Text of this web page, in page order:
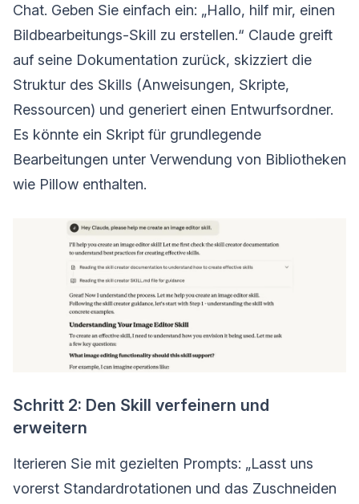
Chat. Geben Sie einfach ein: „Hallo, hilf mir, einen
Bildbearbeitungs-Skill zu erstellen.“ Claude greift
auf seine Dokumentation zurück, skizziert die
Struktur des Skills (Anweisungen, Skripte,
Ressourcen) und generiert einen Entwurfsordner.
Es könnte ein Skript für grundlegende
Bearbeitungen unter Verwendung von Bibliotheken
wie Pillow enthalten.
Schritt 2: Den Skill verfeinern und
erweitern
Iterieren Sie mit gezielten Prompts: „Lasst uns
vorerst Standardrotationen und das Zuschneiden